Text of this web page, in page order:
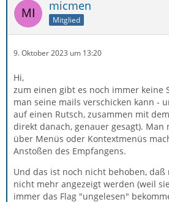
micmen
Mitglied
9. Oktober 2023 um 13:20
Hi,
zum einen gibt es noch immer keine
man seine mails verschicken kann -
auf einen Rutsch, zusammen mit
direkt danach, genauer gesagt). Man
über Menüs oder Kontextmenüs
Anstoßen des Empfangens.
Und das ist noch nicht behoben, daß
nicht mehr angezeigt werden (weil
immer das Flag "ungelesen"